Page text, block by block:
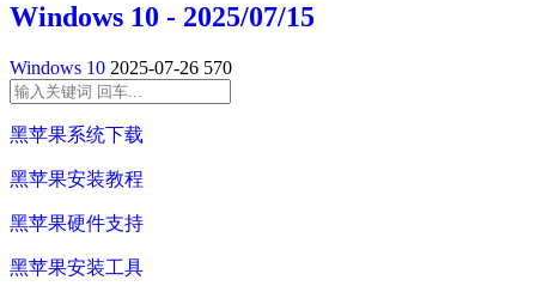
Windows 10 - 2025/07/15
Windows 10 2025-07-26 570
黑苹果系统下载
黑苹果安装教程
黑苹果硬件支持
黑苹果安装工具